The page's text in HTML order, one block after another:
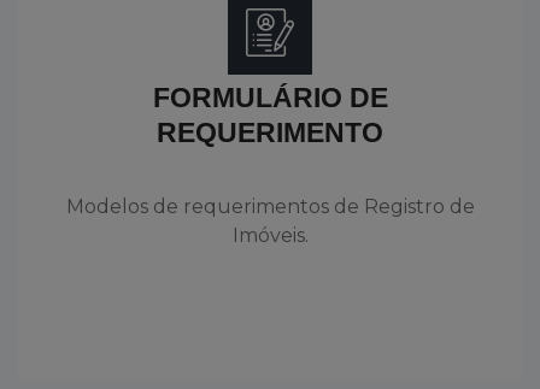
FORMULÁRIO DE
REQUERIMENTO
Modelos de requerimentos de Registro de
Imóveis.